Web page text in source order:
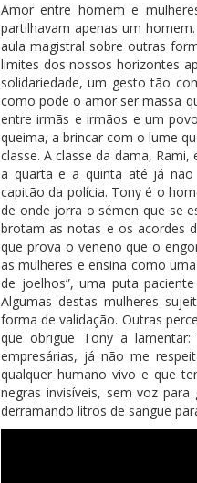
Amor entre homem e
partilhavam apenas um
aula magistral sobre outras
limites dos nossos horizontes
solidariedade, um gesto tão
como pode o amor ser massa
entre irmãs e irmãos e um
queima, a brincar com o lume
classe. A classe da dama,
a quarta e a quinta até já não
capitão da polícia. Tony é o
de onde jorra o sémen que se
brotam as notas e os acordes
que prova o veneno que o
as mulheres e ensina como
de joelhos”, uma puta
Algumas destas mulheres
forma de validação. Outras
que obrigue Tony a lamentar:
empresárias, já não me
qualquer humano vivo e que
negras invisíveis, sem voz
derramando litros de sangue